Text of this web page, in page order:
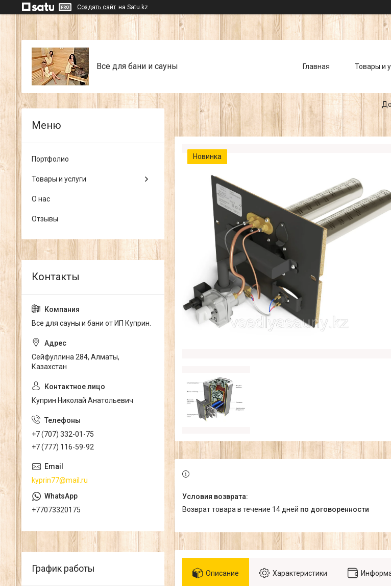
Создать сайт на Satu.kz
Все для бани и сауны Главная Товары и
Новинка
возврат товара в течение 14 дней по договоренности
Описание Характеристики
Портфолио
Товары и услуги
О нас
Отзывы
Все для сауны и бани от ИП Куприн.
Сейфуллина 284, Алматы,
Казахстан
Куприн Николай Анатольевич
+7 (707) 332-01-75
+7 (777) 116-59-92
kyprin77@mail.ru
+77073320175
График работы